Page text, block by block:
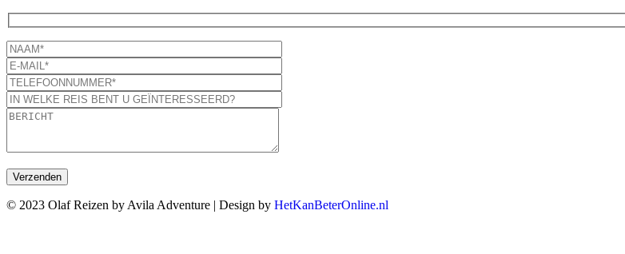
© 2023 Olaf Reizen by Avila Adventure | Design by HetKanBeterOnline.nl